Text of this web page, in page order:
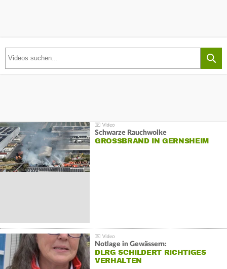
Schwarze Rauchwolke
GROSSBRAND IN GERNSHEIM
Notlage in Gewässern:
DLRG SCHILDERT RICHTIGES
VERHALTEN